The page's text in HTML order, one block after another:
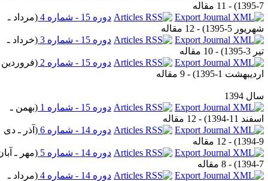
) - 11 مقاله
دوره 15 - شماره 4
(مرداد ـ
5-1395
) - 12 مقاله
دوره 15 - شماره 3
(خرداد ـ
3-1395
) - 10 مقاله
دوره 15 - شماره 2
(فروردین ـ
1-1395
) - 9 مقاله
1394
دوره 15 - شماره 1
(بهمن ـ
11-1394
) - 12 مقاله
دوره 14 - شماره 6
(آذر ـ دی
) - 12 مقاله
دوره 14 - شماره 5
(مهر ـ آبان
) - 8 مقاله
دوره 14 - شماره 4
(مرداد ـ